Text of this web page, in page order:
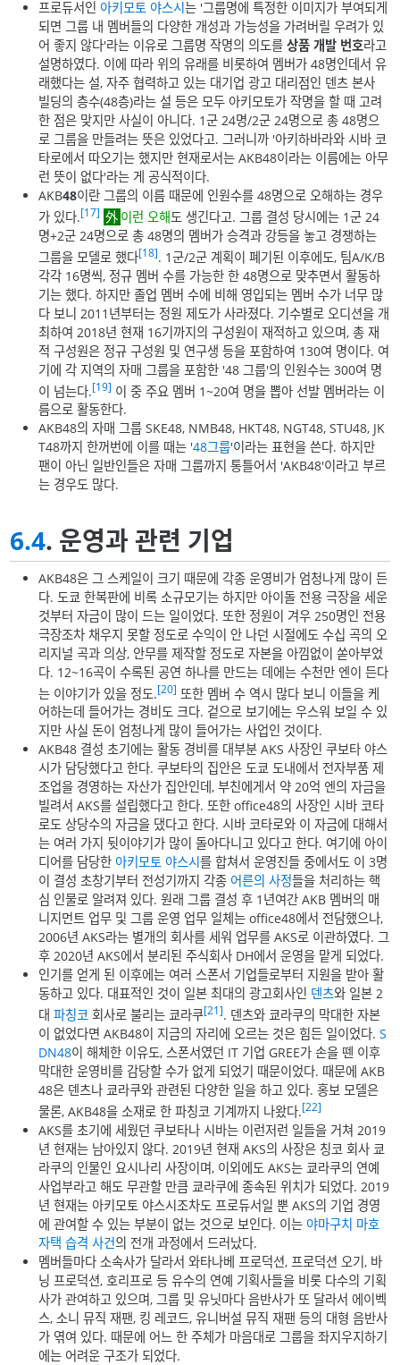
프로듀서인 아키모토 야스시는 '그룹명에 특정한 이미지가 부여되게
되면 그룹 내 멤버들의 다양한 개성과 가능성을 가려버릴 우려가 있
어 좋지 않다'라는 이유로 그룹명 작명의 의도를상품 개발 번호라고
설명하였다. 이에 따라 위의 유래를 비롯하여 멤버가 48명인데서 유
래했다는 설, 자주 협력하고 있는 대기업 광고 대리점인 덴츠 본사
빌딩의 층수(48층)라는 설 등은 모두 아키모토가 작명을 할 때 고려
한 점은 맞지만 사실이 아니다. 1군 24명/2군 24명으로 총 48명으
로 그룹을 만들려는 뜻은 있었다고. 그러니까 '아키하바라와 시바 코
타로에서 따오기는 했지만 현재로서는 AKB48이라는 이름에는 아무
런 뜻이 없다'라는 게 공식적이다.
AKB48이란 그룹의 이름 때문에 인원수를 48명으로 오해하는 경우
가 있다.[17] 이런 오해도 생긴다고. 그룹 결성 당시에는 1군 24
명+2군 24명으로 총 48명의 멤버가 승격과 강등을 놓고 경쟁하는
그룹을 모델로 했다[18]. 1군/2군 계획이 폐기된 이후에도, 팀A/K/B
각각 16명씩, 정규 멤버 수를 가능한 한 48명으로 맞추면서 활동하
기는 했다. 하지만 졸업 멤버 수에 비해 영입되는 멤버 수가 너무 많
다 보니 2011년부터는 정원 제도가 사라졌다. 기수별로 오디션을 개
최하여 2018년 현재 16기까지의 구성원이 재적하고 있으며, 총 재
적 구성원은 정규 구성원 및 연구생 등을 포함하여 130여 명이다. 여
기에 각 지역의 자매 그룹을 포함한 '48 그룹'의 인원수는 300여 명
이 넘는다.[19] 이 중 주요 멤버 1~20여 명을 뽑아 선발 멤버라는 이
름으로 활동한다.
AKB48의 자매 그룹 SKE48, NMB48, HKT48, NGT48, STU48, JK
T48까지 한꺼번에 이를 때는 '48그룹'이라는 표현을 쓴다. 하지만
팬이 아닌 일반인들은 자매 그룹까지 통틀어서 'AKB48'이라고 부르
는 경우도 많다.
6.4. 운영과 관련 기업
AKB48은 그 스케일이 크기 때문에 각종 운영비가 엄청나게 많이 든
다. 도쿄 한복판에 비록 소규모기는 하지만 아이돌 전용 극장을 세운
것부터 자금이 많이 드는 일이었다. 또한 정원이 겨우 250명인 전용
극장조차 채우지 못할 정도로 수익이 안 나던 시절에도 수십 곡의 오
리지널 곡과 의상, 안무를 제작할 정도로 자본을 아낌없이 쏟아부었
다. 12~16곡이 수록된 공연 하나를 만드는 데에는 수천만 엔이 든다
는 이야기가 있을 정도.[20] 또한 멤버 수 역시 많다 보니 이들을 케
어하는데 들어가는 경비도 크다. 겉으로 보기에는 우스워 보일 수 있
지만 사실 돈이 엄청나게 많이 들어가는 사업인 것이다.
AKB48 결성 초기에는 활동 경비를 대부분 AKS 사장인 쿠보타 야스
시가 담당했다고 한다. 쿠보타의 집안은 도쿄 도내에서 전자부품 제
조업을 경영하는 자산가 집안인데, 부친에게서 약 20억 엔의 자금을
빌려서 AKS를 설립했다고 한다. 또한 office48의 사장인 시바 코타
로도 상당수의 자금을 댔다고 한다. 시바 코타로와 이 자금에 대해서
는 여러 가지 뒷이야기가 많이 돌아다니고 있다고 한다. 여기에 아이
디어를 담당한 아키모토 야스시를 합쳐서 운영진들 중에서도 이 3명
이 결성 초창기부터 전성기까지 각종 어른의 사정들을 처리하는 핵
심 인물로 알려져 있다. 원래 그룹 결성 후 1년여간 AKB 멤버의 매
니지먼트 업무 및 그룹 운영 업무 일체는 office48에서 전담했으나,
2006년 AKS라는 별개의 회사를 세워 업무를 AKS로 이관하였다. 그
후 2020년 AKS에서 분리된 주식회사 DH에서 운영을 맡게 되었다.
인기를 얻게 된 이후에는 여러 스폰서 기업들로부터 지원을 받아 활
동하고 있다. 대표적인 것이 일본 최대의 광고회사인 덴츠와 일본 2
대파칭코 회사로 불리는 쿄라쿠[21]. 덴츠와 쿄라쿠의 막대한 자본
이 없었다면 AKB48이 지금의 자리에 오르는 것은 힘든 일이었다.S
DN48이 해체한 이유도, 스폰서였던 IT 기업 GREE가 손을 뗀 이후
막대한 운영비를 감당할 수가 없게 되었기 때문이었다. 때문에 AKB
48은 덴츠나 쿄라쿠와 관련된 다양한 일을 하고 있다. 홍보 모델은
물론, AKB48을 소재로 한 파칭코 기계까지 나왔다.[22]
AKS를 초기에 세웠던 쿠보타나 시바는 이런저런 일들을 거쳐 2019
년 현재는 남아있지 않다. 2019년 현재 AKS의 사장은 칭코 회사 쿄
라쿠의 인물인 요시나리 사장이며, 이외에도 AKS는 쿄라쿠의 연예
사업부라고 해도 무관할 만큼 쿄라쿠에 종속된 위치가 되었다. 2019
년 현재는 아키모토 야스시조차도 프로듀서일 뿐 AKS의 기업 경영
에 관여할 수 있는 부분이 없는 것으로 보인다. 이는 야마구치 마호
자택 습격 사건의 전개 과정에서 드러났다.
멤버들마다 소속사가 달라서 와타나베 프로덕션, 프로덕션 오기, 바
닝 프로덕션, 호리프로 등 유수의 연예 기획사들을 비롯 다수의 기획
사가 관여하고 있으며, 그룹 및 유닛마다 음반사가 또 달라서 에이벡
스, 소니 뮤직 재팬, 킹 레코드, 유니버설 뮤직 재팬 등의 대형 음반사
가 엮여 있다. 때문에 어느 한 주체가 마음대로 그룹을 좌지우지하기
에는 어려운 구조가 되었다.